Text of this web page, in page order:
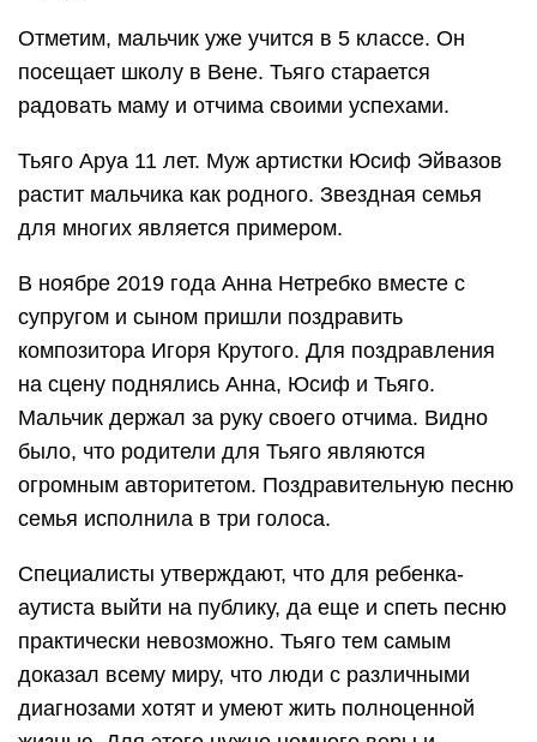
Отметим, мальчик уже учится в 5 классе. Он
посещает школу в Вене. Тьяго старается
радовать маму и отчима своими успехами.
Тьяго Аруа 11 лет. Муж артистки Юсиф Эйвазов
растит мальчика как родного. Звездная семья
для многих является примером.
В ноябре 2019 года Анна Нетребко вместе с
супругом и сыном пришли поздравить
композитора Игоря Крутого. Для поздравления
на сцену поднялись Анна, Юсиф и Тьяго.
Мальчик держал за руку своего отчима. Видно
было, что родители для Тьяго являются
огромным авторитетом. Поздравительную песню
семья исполнила в три голоса.
Специалисты утверждают, что для ребенка-
аутиста выйти на публику, да еще и спеть песню
практически невозможно. Тьяго тем самым
доказал всему миру, что люди с различными
диагнозами хотят и умеют жить полноценной